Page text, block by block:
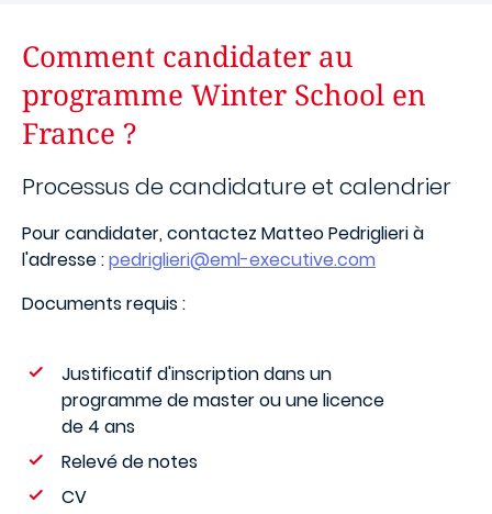
Comment candidater au
programme Winter School en
France ?
Processus de candidature et calendrier
Pour candidater, contactez Matteo Pedriglieri à
l'adresse :pedriglieri@eml-executive.com
Documents requis :
Justificatif d'inscription dans un
programme de master ou une licence
de 4 ans
Relevé de notes
CV